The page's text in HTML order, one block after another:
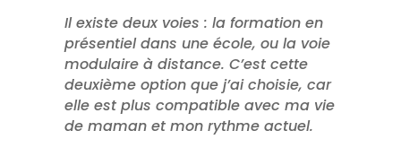
Il existe deux voies : la formation en
présentiel dans une école, ou la voie
modulaire à distance. C’est cette
deuxième option que j’ai choisie, car
elle est plus compatible avec ma vie
de maman et mon rythme actuel.